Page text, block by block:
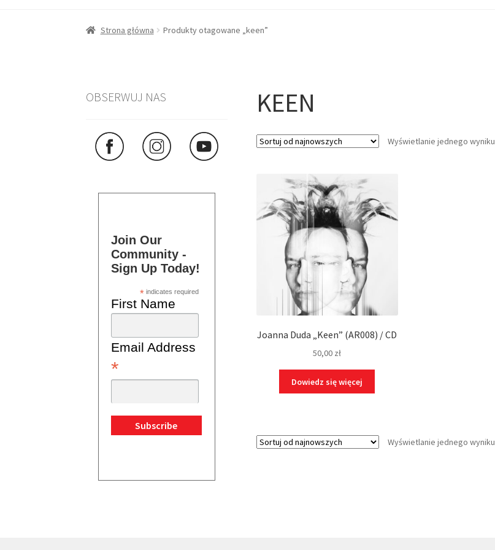
Strona główna Produkty otagowane „keen”
KEEN
Wyświetlanie jednego wyniku
Joanna Duda „Keen” (AR008) / CD
50,00 zł
Dowiedz się więcej
Wyświetlanie jednego wyniku
OBSERWUJ NAS
Join Our
Community -
Sign Up Today!
* indicates required
First Name
Email Address
*